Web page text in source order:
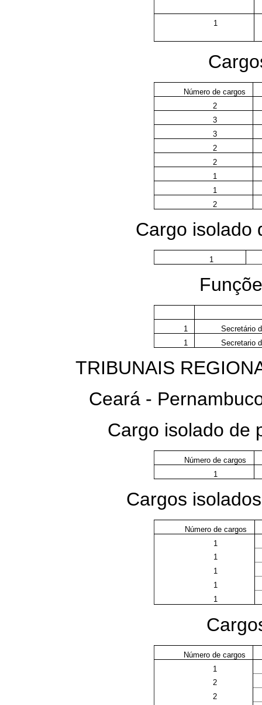
1
Número de cargos
2
3
3
2
2
1
1
2
Cargo isolado
1
1
Secretário
1
Secretario
TRIBUNAIS
Ceará -
Cargo isolado de
Número de cargos
1
Cargos
Número de cargos
1
1
1
1
1
Número de cargos
1
2
2